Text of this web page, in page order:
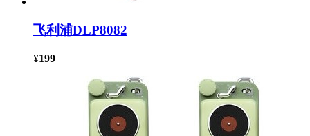
飞利浦DLP8082
¥199